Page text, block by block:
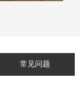
常见问题